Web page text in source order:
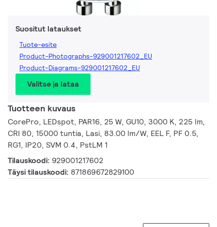
Suositut lataukset
Tuote-esite
Product-Photographs-929001217602_EU
Product-Diagrams-929001217602_EU
Valitse ja lataa
Tuotteen kuvaus
CorePro, LEDspot, PAR16, 25 W, GU10, 3000 K, 225 lm,
CRI 80, 15000 tuntia, Lasi, 83.00 lm/W, EEL F, PF 0.5,
RG1, IP20, SVM 0.4, PstLM 1
Tilauskoodi: 929001217602
Täysi tilauskoodi: 871869672829100